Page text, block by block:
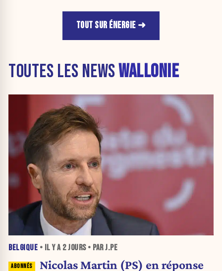
TOUT SUR ÉNERGIE
TOUTES LES NEWSWALLONIE
BELGIQUE • IL Y A 2 JOURS• PAR J.PE
Nicolas Martin (PS) en réponse